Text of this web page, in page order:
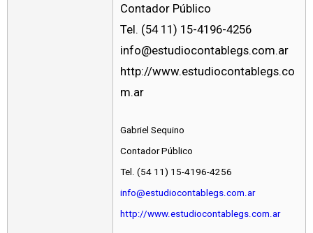
Contador Público
Tel. (54 11) 15-4196-4256
info@estudiocontablegs.com.ar
http://www.estudiocontablegs.co
m.ar
Gabriel Sequino
Contador Público
Tel. (54 11) 15-4196-4256
info@estudiocontablegs.com.ar
http://www.estudiocontablegs.com.ar